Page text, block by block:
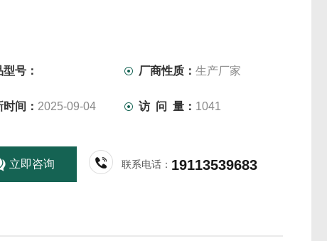
型号： 厂商性质：生产厂家
间： 2025-09-04 访 问 量： 1041
立即咨询 联系电话： 19113539683